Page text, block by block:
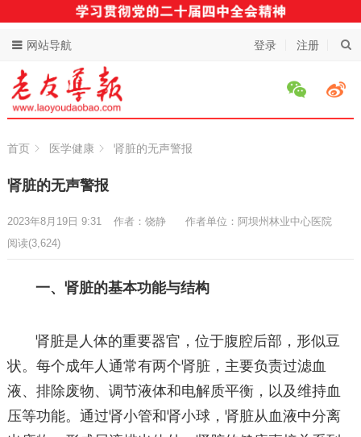
登录 注册
网站导航
首页 医学健康 肾脏的无声警报
肾脏的无声警报
作者：饶静 作者单位：阿坝州林业中心医院
2023年8月19日 9:31
阅读(3,624)
一、肾脏的基本功能与结构
肾脏是人体的重要器官，位于腹腔后部，形似豆
状。每个成年人通常有两个肾脏，主要负责过滤血
液、排除废物、调节液体和电解质平衡，以及维持血
压等功能。通过肾小管和肾小球，肾脏从血液中分离